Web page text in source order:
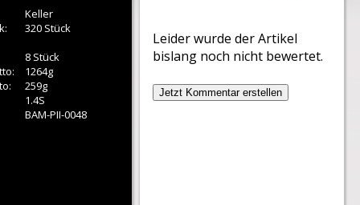
Keller
320 Stück
8 Stück
1264g
259g
1.4S
BAM-PII-0048
Leider wurde der Artikel
bislang noch nicht bewertet.
Jetzt Kommentar erstellen